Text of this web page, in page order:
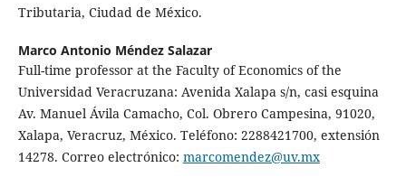
Tributaria, Ciudad de México.
Marco Antonio Méndez Salazar
Full-time professor at the Faculty of Economics of the
Universidad Veracruzana: Avenida Xalapa s/n, casi esquina
Av. Manuel Ávila Camacho, Col. Obrero Campesina, 91020,
Xalapa, Veracruz, México. Teléfono: 2288421700, extensión
14278. Correo electrónico: marcomendez@uv.mx